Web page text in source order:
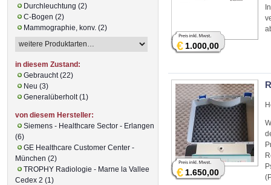
€1.000,00
€1.650,00
Durchleuchtung (2)
C-Bogen (2)
Mammographie, konv. (2)
in diesem Zustand:
Gebraucht (22)
Neu (3)
Generalüberholt (1)
von diesem Hersteller:
Siemens - Healthcare Sector - Erlangen
(6)
GE Healthcare Customer Center -
München (2)
TROPHY Radiologie - Marne la Vallee
Cedex 2 (1)